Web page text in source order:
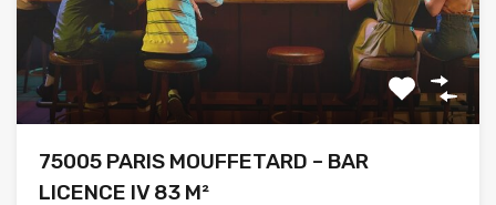
75005 PARIS MOUFFETARD – BAR
LICENCE IV 83 M²